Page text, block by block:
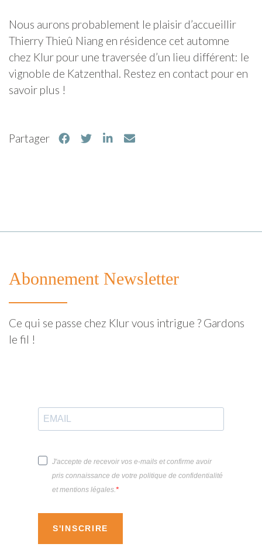
Nous aurons probablement le plaisir d’accueillir
Thierry Thieû Niang en résidence cet automne
chez Klur pour une traversée d’un lieu différent: le
vignoble de Katzenthal. Restez en contact pour en
savoir plus !
Partager
Abonnement Newsletter
Ce qui se passe chez Klur vous intrigue ? Gardons
le fil !
J'accepte de recevoir vos e-mails et confirme avoir
pris connaissance de votre politique de confidentialité
et mentions légales.
S'INSCRIRE